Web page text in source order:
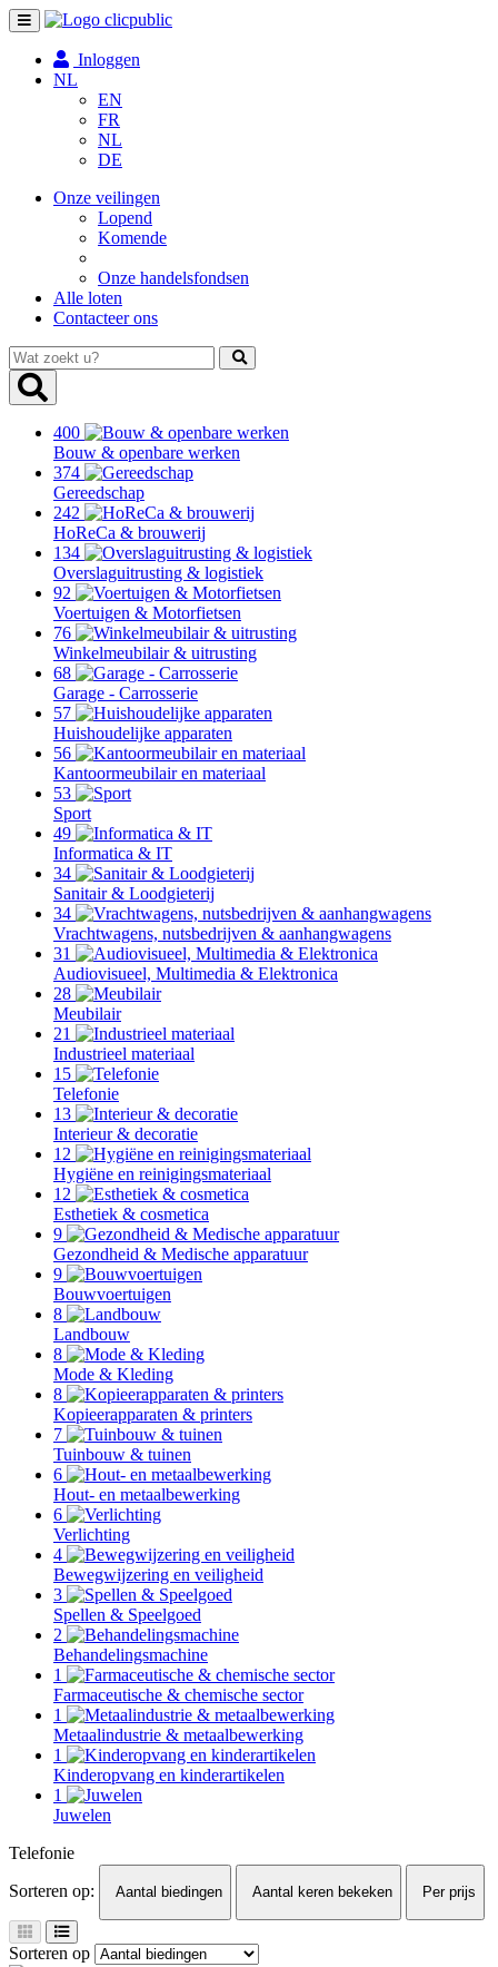
Toggle
navigation
Inloggen
NL
EN
FR
NL
DE
Onze veilingen
Lopend
Komende
Onze handelsfondsen
Alle loten
Contacteer ons
Wat
zoekt
u?
400
Bouw & openbare werken
374
Gereedschap
242
HoReCa & brouwerij
134
Overslaguitrusting & logistiek
92
Voertuigen & Motorfietsen
76
Winkelmeubilair & uitrusting
68
Garage - Carrosserie
57
Huishoudelijke apparaten
56
Kantoormeubilair en materiaal
53
Sport
49
Informatica & IT
34
Sanitair & Loodgieterij
34
Vrachtwagens, nutsbedrijven & aanhangwagens
31
Audiovisueel, Multimedia & Elektronica
28
Meubilair
21
Industrieel materiaal
15
Telefonie
13
Interieur & decoratie
12
Hygiëne en reinigingsmateriaal
12
Esthetiek & cosmetica
9
Gezondheid & Medische apparatuur
9
Bouwvoertuigen
8
Landbouw
8
Mode & Kleding
8
Kopieerapparaten & printers
7
Tuinbouw & tuinen
6
Hout- en metaalbewerking
6
Verlichting
4
Bewegwijzering en veiligheid
3
Spellen & Speelgoed
2
Behandelingsmachine
1
Farmaceutische & chemische sector
1
Metaalindustrie & metaalbewerking
1
Kinderopvang en kinderartikelen
1
Juwelen
Telefonie
Sorteren op:
Aantal biedingen Aantal keren bekeken Per prijs
Sorteren op